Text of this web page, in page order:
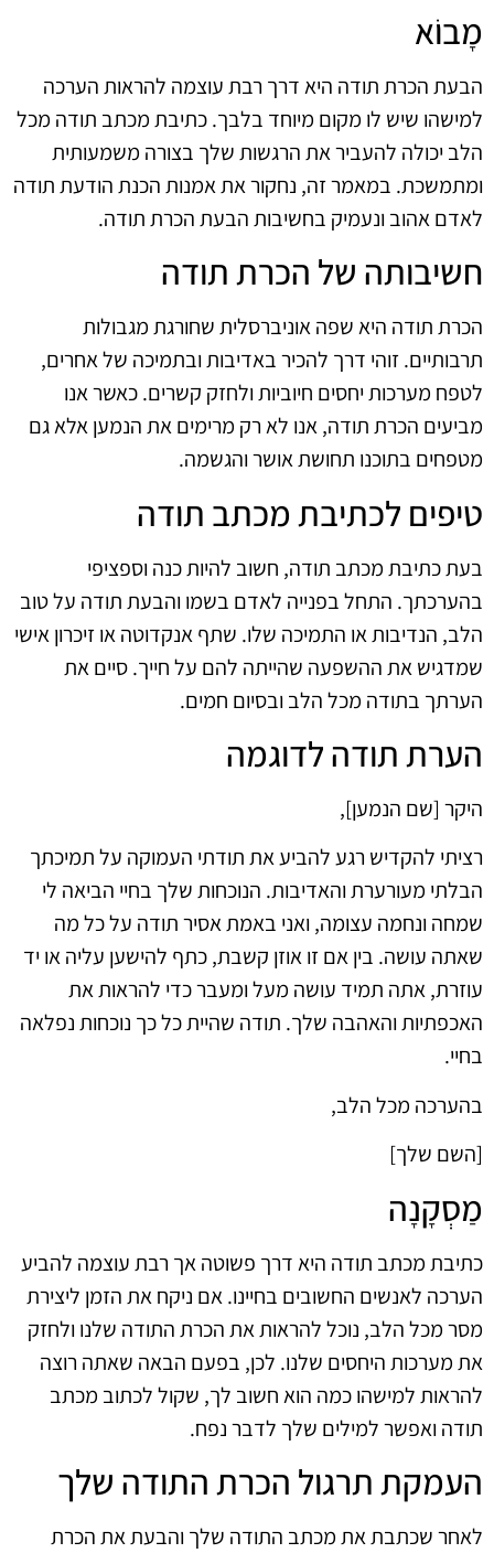
מָבוֹא
הבעת הכרת תודה היא דרך רבת עוצמה להראות הערכה
למישהו שיש לו מקום מיוחד בלבך. כתיבת מכתב תודה מכל
הלב יכולה להעביר את הרגשות שלך בצורה משמעותית
ומתמשכת. במאמר זה, נחקור את אמנות הכנת הודעת תודה
לאדם אהוב ונעמיק בחשיבות הבעת הכרת תודה.
חשיבותה של הכרת תודה
הכרת תודה היא שפה אוניברסלית שחורגת מגבולות
תרבותיים. זוהי דרך להכיר באדיבות ובתמיכה של אחרים,
לטפח מערכות יחסים חיוביות ולחזק קשרים. כאשר אנו
מביעים הכרת תודה, אנו לא רק מרימים את הנמען אלא גם
מטפחים בתוכנו תחושת אושר והגשמה.
טיפים לכתיבת מכתב תודה
בעת כתיבת מכתב תודה, חשוב להיות כנה וספציפי
בהערכתך. התחל בפנייה לאדם בשמו והבעת תודה על טוב
הלב, הנדיבות או התמיכה שלו. שתף אנקדוטה או זיכרון אישי
שמדגיש את ההשפעה שהייתה להם על חייך. סיים את
הערתך בתודה מכל הלב ובסיום חמים.
הערת תודה לדוגמה
היקר [שם הנמען],
רציתי להקדיש רגע להביע את תודתי העמוקה על תמיכתך
הבלתי מעורערת והאדיבות. הנוכחות שלך בחיי הביאה לי
שמחה ונחמה עצומה, ואני באמת אסיר תודה על כל מה
שאתה עושה. בין אם זו אוזן קשבת, כתף להישען עליה או יד
עוזרת, אתה תמיד עושה מעל ומעבר כדי להראות את
האכפתיות והאהבה שלך. תודה שהיית כל כך נוכחות נפלאה
בחיי.
בהערכה מכל הלב,
[השם שלך]
מַסְקָנָה
כתיבת מכתב תודה היא דרך פשוטה אך רבת עוצמה להביע
הערכה לאנשים החשובים בחיינו. אם ניקח את הזמן ליצירת
מסר מכל הלב, נוכל להראות את הכרת התודה שלנו ולחזק
את מערכות היחסים שלנו. לכן, בפעם הבאה שאתה רוצה
להראות למישהו כמה הוא חשוב לך, שקול לכתוב מכתב
תודה ואפשר למילים שלך לדבר נפח.
העמקת תרגול הכרת התודה שלך
לאחר שכתבת את מכתב התודה שלך והבעת את הכרת